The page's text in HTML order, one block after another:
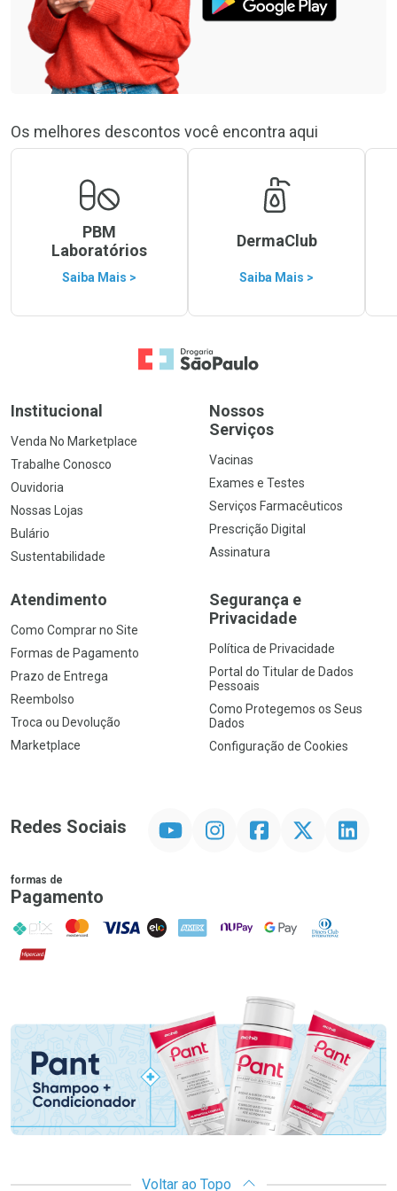
Os melhores descontos você encontra aqui
PBM
Laboratórios
Saiba Mais >
DermaClub
Saiba Mais >
Ir para a Home
Institucional
Venda No Marketplace
Trabalhe Conosco
Ouvidoria
Nossas Lojas
Bulário
Sustentabilidade
Nossos
Serviços
Vacinas
Exames e Testes
Serviços Farmacêuticos
Prescrição Digital
Assinatura
Atendimento
Como Comprar no Site
Formas de Pagamento
Prazo de Entrega
Reembolso
Troca ou Devolução
Marketplace
Segurança e
Privacidade
Política de Privacidade
Portal do Titular de Dados
Pessoais
Como Protegemos os Seus
Dados
Configuração de Cookies
Redes Sociais InstagramFacebookTwitter Linkedin
formas de
Pagamento
PIX MasterCard
VISA ELO AMEX NuPay Google PayDiners Club
Hipercard
Voltar ao Topo